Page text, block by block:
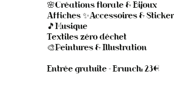
🌸Créations florale & Bijoux
Affiches ✨Accessoires &
🎵Musique
Textiles zéro déchet
🎨Peintures & Illustration
Entrée gratuite - Brunch: 23€